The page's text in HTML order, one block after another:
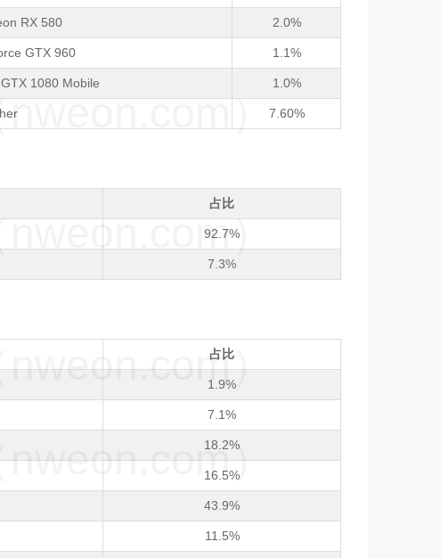
RX 580 2.0%
GTX 960 1.1%
1080 Mobile 1.0%
7.60%
占比
92.7%
7.3%
）
占比
1.9%
7.1%
18.2%
16.5%
43.9%
11.5%
）
）
）